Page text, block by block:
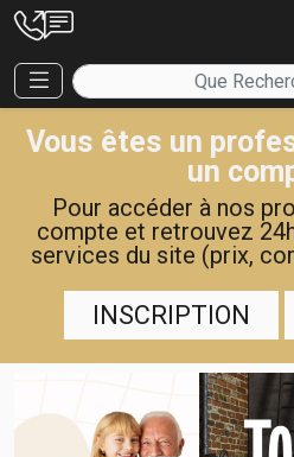
Vous êtes un
un
Pour accéder à nos
compte et retrouvez
services du site (prix,
INSCRIPTION